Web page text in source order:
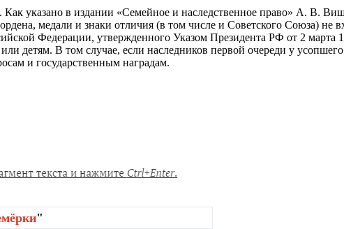
Как указано в издании «Семейное и наследственное право» А. В.
медали и знаки отличия (в том числе и Советского Союза) не
Федерации, утвержденного Указом Президента РФ от 2 марта
детям. В том случае, если наследников первой очереди у
и государственным наградам.
"